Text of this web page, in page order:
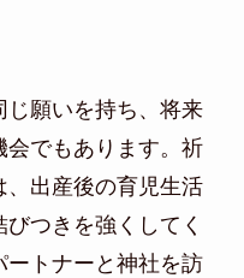
願いを持ち、将来
でもあります。祈
、出産後の育児生活
つきを強くしてく
トナーと神社を訪